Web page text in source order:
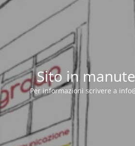
Sito in
Per informazioni scrivere a